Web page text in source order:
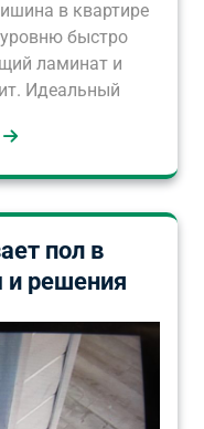
в квартире
быстро
ламинат и
Идеальный
пол в
и решения